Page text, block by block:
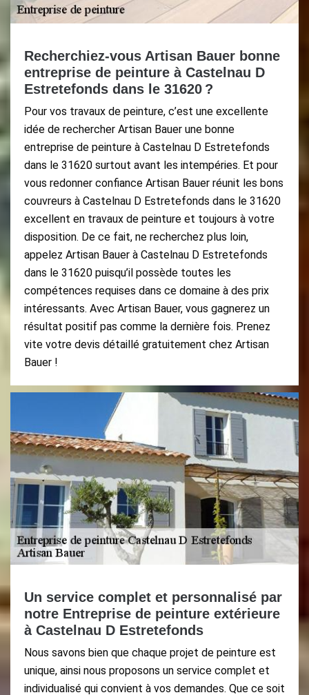
Recherchiez-vous Artisan Bauer bonne
entreprise de peinture à Castelnau D
Estretefonds dans le 31620 ?
Pour vos travaux de peinture, c’est une excellente
idée de rechercher Artisan Bauer une bonne
entreprise de peinture à Castelnau D Estretefonds
dans le 31620 surtout avant les intempéries. Et pour
vous redonner confiance Artisan Bauer réunit les bons
couvreurs à Castelnau D Estretefonds dans le 31620
excellent en travaux de peinture et toujours à votre
disposition. De ce fait, ne recherchez plus loin,
appelez Artisan Bauer à Castelnau D Estretefonds
dans le 31620 puisqu’il possède toutes les
compétences requises dans ce domaine à des prix
intéressants. Avec Artisan Bauer, vous gagnerez un
résultat positif pas comme la dernière fois. Prenez
vite votre devis détaillé gratuitement chez Artisan
Bauer !
Un service complet et personnalisé par
notre Entreprise de peinture extérieure
à Castelnau D Estretefonds
Nous savons bien que chaque projet de peinture est
unique, ainsi nous proposons un service complet et
individualisé qui convient à vos demandes. Que ce soit